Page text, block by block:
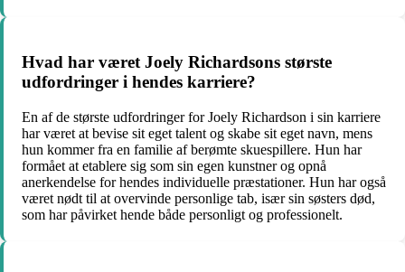
Hvad har været Joely Richardsons største
udfordringer i hendes karriere?
En af de største udfordringer for Joely Richardson i sin karriere
har været at bevise sit eget talent og skabe sit eget navn, mens
hun kommer fra en familie af berømte skuespillere. Hun har
formået at etablere sig som sin egen kunstner og opnå
anerkendelse for hendes individuelle præstationer. Hun har også
været nødt til at overvinde personlige tab, især sin søsters død,
som har påvirket hende både personligt og professionelt.